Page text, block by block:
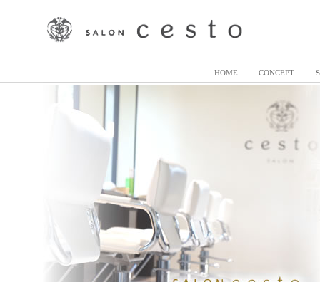
HOME CONCEPT